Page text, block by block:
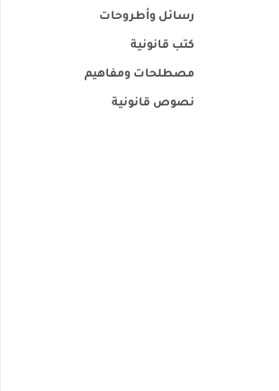
رسائل وأطروحات
كتب قانونية
مصطلحات ومفاهيم
نصوص قانونية